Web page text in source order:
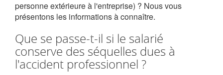
personne extérieure à l'entreprise) ? Nous vous
présentons les informations à connaître.
Que se passe-t-il si le salarié
conserve des séquelles dues à
l'accident professionnel ?